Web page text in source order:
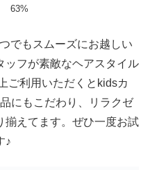
63%
でもスムーズにお越しい
ッフが素敵なヘアスタイル
ご利用いただくとkidsカ
にもこだわり、リラクゼ
揃えてます。ぜひ一度お試
♪